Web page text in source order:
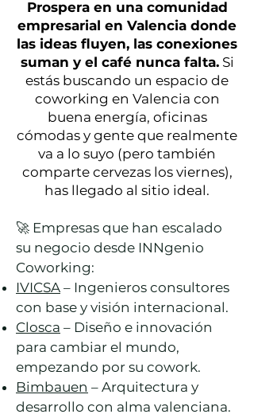
Prospera en una comunidad
empresarial en Valencia donde
las ideas fluyen, las conexiones
suman y el café nunca falta.Si
estás buscando un espacio de
coworking en Valencia con
buena energía, oficinas
cómodas y gente que realmente
va a lo suyo (pero también
comparte cervezas los viernes),
has llegado al sitio ideal.
🚀 Empresas que han escalado
su negocio desde INNgenio
Coworking:
IVICSA – Ingenieros consultores
con base y visión internacional.
Closca – Diseño e innovación
para cambiar el mundo,
empezando por su cowork.
Bimbauen – Arquitectura y
desarrollo con alma valenciana.